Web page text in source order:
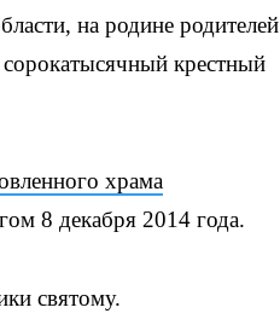
на родине родителей
крестный
храма
8 декабря 2014 года.
святому.